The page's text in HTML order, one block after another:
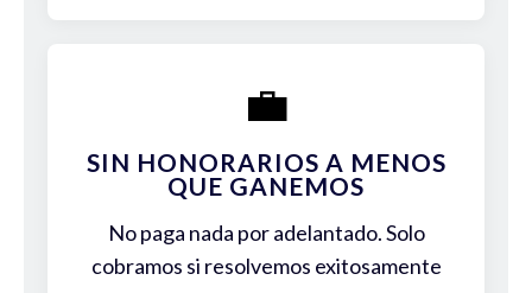
💼
SIN HONORARIOS A MENOS
QUE GANEMOS
No paga nada por adelantado. Solo
cobramos si resolvemos exitosamente